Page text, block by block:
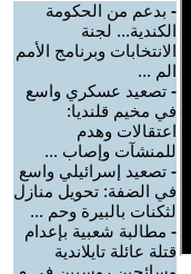
- بدعم من الحكومة
الكندية... لجنة
الانتخابات وبرنامج الأمم
الم ...
- تصعيد عسكري واسع
في مخيم قلنديا:
اعتقالات وهدم
للمنشآت وإصاب ...
- تصعيد إسرائيلي واسع
في الضفة: تحويل منازل
لثكنات بالبيرة وحم ...
- مطالبة شعبية بإعدام
قتلة عائلة تايلاندية